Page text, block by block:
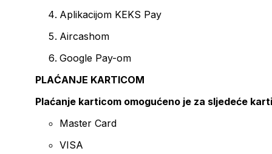
Aplikacijom KEKS Pay
Aircashom
Google Pay-om
PLAĆANJE KARTICOM
Plaćanje karticom omogućeno je za sljedeće
Master Card
VISA